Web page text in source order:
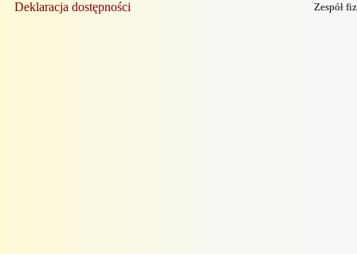
Deklaracja dostępności Zespół